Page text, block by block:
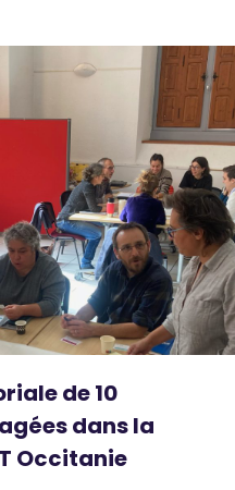
de 10
dans la
Occitanie